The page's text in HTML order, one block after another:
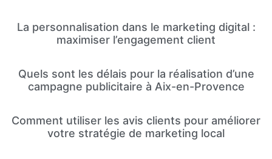
La personnalisation dans le marketing digital :
maximiser l’engagement client
Quels sont les délais pour la réalisation d’une
campagne publicitaire à Aix-en-Provence
Comment utiliser les avis clients pour améliorer
votre stratégie de marketing local